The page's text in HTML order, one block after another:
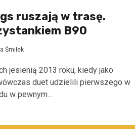
ruszają w trasę.
B90
Śmiłek
jesienią 2013 roku, kiedy jako
duet udzielili pierwszego w
w pewnym...